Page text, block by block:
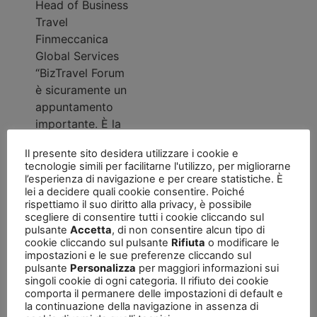
e di natura
generale, con
l’approfondimento
del digitale che è
uno degli aspetti
più rilevanti a
livello strategico
turismo italiano.”
sia
assolutamente
fondamentale nel
panorama
dell’industria dei
viaggi in Italia
perché
rappresenta un
momento di
confronto
necessario.
Spesso si tende a
lavorare in
maniera molto
auto referenziata
che guarda
soltanto al
proprio specifico
Head of Business
Travel
Finmeccanica
Global Services
“BizTravel Forum
è sicuramente un
appuntamento
importante. È la
partecipo in
maniera attiva
all’evento, per
altro come
relatore ad una
tavola rotonda. È
un appuntamento
sicuramente utile
per conoscere i
vari player del
Nicola
Pianon
Managing
Il presente sito desidera utilizzare i cookie e
tecnologie simili per facilitarne l'utilizzo, per migliorarne
l’esperienza di navigazione e per creare statistiche. È
lei a decidere quali cookie consentire. Poiché
rispettiamo il suo diritto alla privacy, è possibile
scegliere di consentire tutti i cookie cliccando sul
pulsante Accetta, di non consentire alcun tipo di
cookie cliccando sul pulsante Rifiuta o modificare le
impostazioni e le sue preferenze cliccando sul
pulsante Personalizza per maggiori informazioni sui
singoli cookie di ogni categoria. Il rifiuto dei cookie
comporta il permanere delle impostazioni di default e
la continuazione della navigazione in assenza di